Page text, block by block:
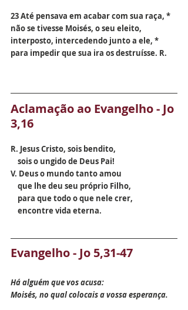
23 Até pensava em acabar com sua raça, *
não se tivesse Moisés, o seu eleito,
interposto, intercedendo junto a ele, *
para impedir que sua ira os destruísse. R.
Aclamação ao Evangelho - Jo
3,16
R. Jesus Cristo, sois bendito,
sois o ungido de Deus Pai!
V. Deus o mundo tanto amou
que lhe deu seu próprio Filho,
para que todo o que nele crer,
encontre vida eterna.
Evangelho - Jo 5,31-47
Há alguém que vos acusa:
Moisés, no qual colocais a vossa esperança.